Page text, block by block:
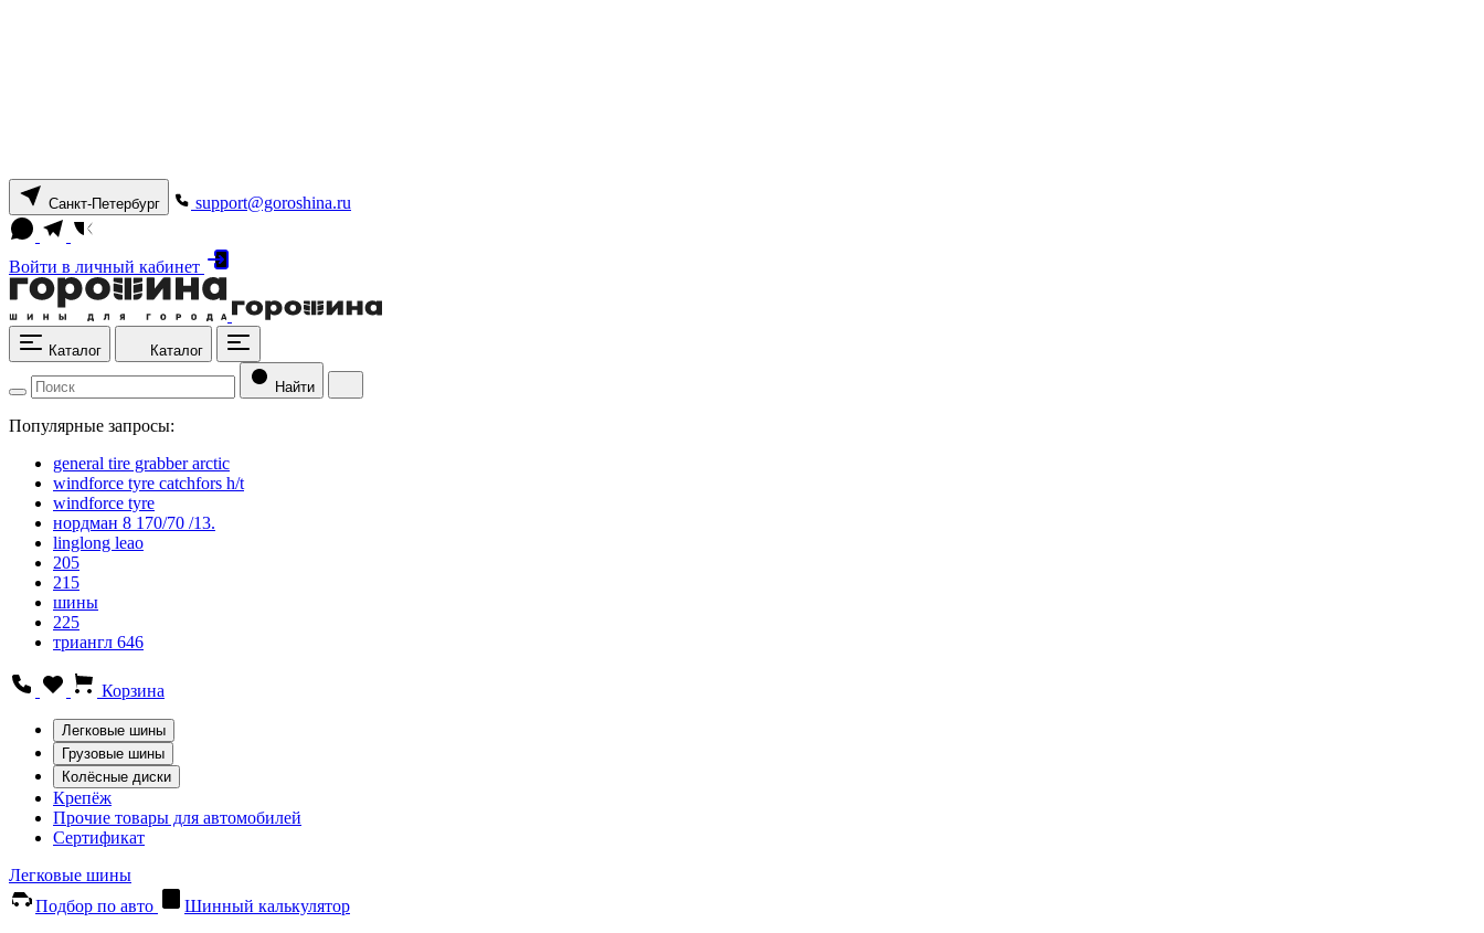
Санкт-Петербург support@goroshina.ru
Войти в личный кабинет
Каталог Каталог
Найти
Популярные запросы:
general tire grabber arctic
windforce tyre catchfors h/t
windforce tyre
нордман 8 170/70 /13.
linglong leao
205
215
шины
225
триангл 646
Корзина
Легковые шины
Грузовые шины
Колёсные диски
Крепёж
Прочие товары для автомобилей
Сертификат
Легковые шины
Подбор по авто
Шинный калькулятор